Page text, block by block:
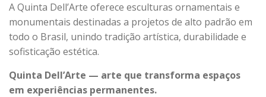
A Quinta Dell’Arte oferece esculturas ornamentais e
monumentais destinadas a projetos de alto padrão em
todo o Brasil, unindo tradição artística, durabilidade e
sofisticação estética.
Quinta Dell’Arte — arte que transforma espaços
em experiências permanentes.